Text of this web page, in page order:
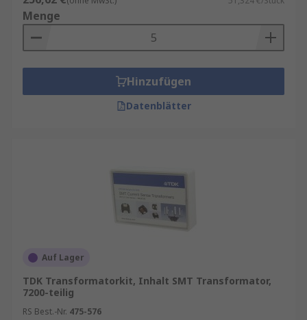
Menge
Hinzufügen
Datenblätter
Auf Lager
TDK Transformatorkit, Inhalt SMT Transformator,
7200-teilig
RS Best.-Nr. 475-576